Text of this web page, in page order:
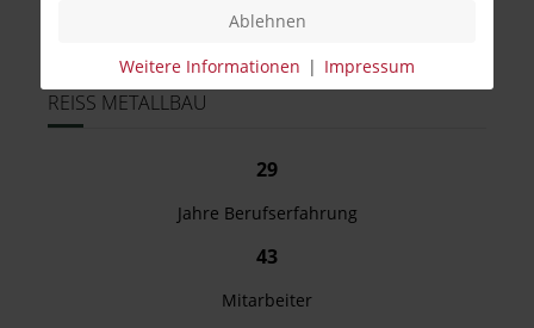
REISS METALLBAU
29
Jahre Berufserfahrung
43
Mitarbeiter
Ablehnen
Weitere Informationen | Impressum